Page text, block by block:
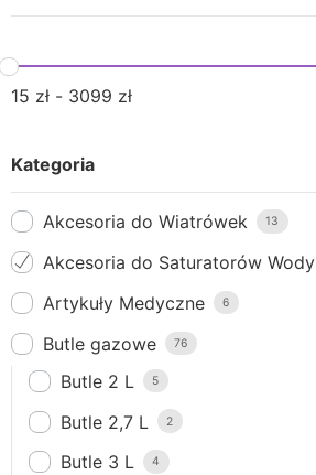
15 zł - 3099 zł
Kategoria
Akcesoria do Wiatrówek 13
Akcesoria do Saturatorów Wody
Artykuły Medyczne 6
Butle gazowe 76
Butle 2 L 5
Butle 2,7 L 2
Butle 3 L 4